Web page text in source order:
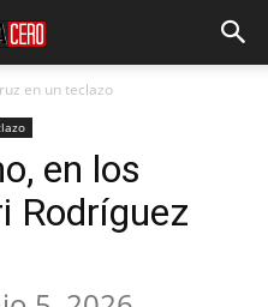
en un teclazo
en los
Rodríguez